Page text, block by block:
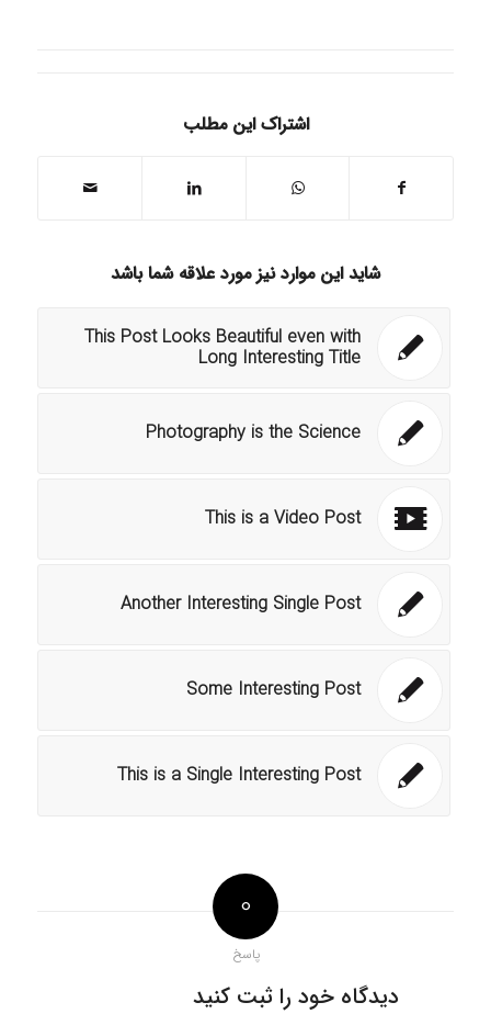
اشتراک این مطلب
شاید این موارد نیز مورد علاقه شما باشد
This Post Looks Beautiful even with
Long Interesting Title
Photography is the Science
This is a Video Post
Another Interesting Single Post
Some Interesting Post
This is a Single Interesting Post
0
پاسخ
دیدگاه خود را ثبت کنید